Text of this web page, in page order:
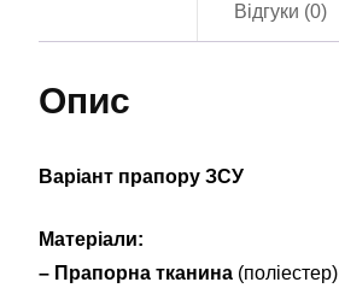
Відгуки (0)
Опис
Варіант прапору ЗСУ
Матеріали:
– Прапорна тканина (поліестер)